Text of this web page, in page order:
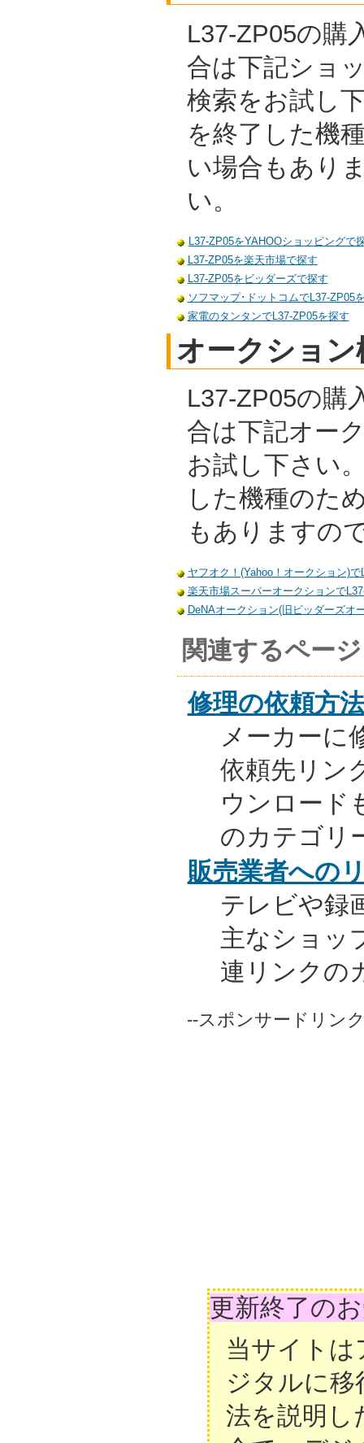
L37-ZP05の購
合は下記ショ
検索をお試し
を終了した機
い場合もあり
い。
L37-ZP05をYAHOOショッピングで
L37-ZP05を楽天市場で探す
L37-ZP05をビッダーズで探す
ソフマップ･ドットコムでL37-ZP05
家電のタンタンでL37-ZP05を探す
オークション
L37-ZP05の購
合は下記オー
お試し下さい
した機種のた
もありますの
ヤフオク！(Yahoo！オークション)
楽天市場スーパーオークションで
DeNAオークション(旧ビッダーズオ
関連するページ
修理の依頼方法
メーカーに
依頼先リン
ウンロード
のカテゴリ
販売業者への
テレビや録
主なショッ
連リンクの
--スポンサードリン
更新終了の
当サイト
ジタルに移
法を説明し